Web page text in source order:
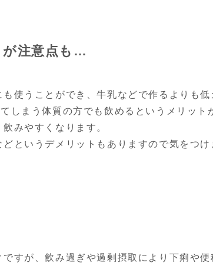
が注意点も…
使うことができ、牛乳などで作るよりも
しまう体質の方でも飲めるというメリット
みやすくなります。
というデメリットもありますので気をつ
すが、飲み過ぎや過剰摂取により下痢や